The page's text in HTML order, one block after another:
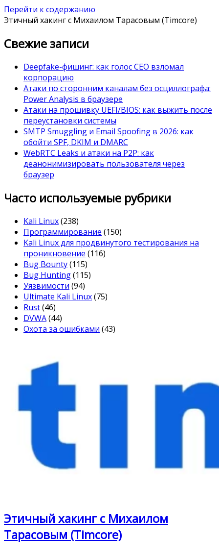
Перейти к содержанию
Этичный хакинг с Михаилом Тарасовым (Timcore)
Свежие записи
Deepfake-фишинг: как голос CEO взломал
корпорацию
Атаки по сторонним каналам без осциллографа:
Power Analysis в браузере
Атаки на прошивку UEFI/BIOS: как выжить после
переустановки системы
SMTP Smuggling и Email Spoofing в 2026: как
обойти SPF, DKIM и DMARC
WebRTC Leaks и атаки на P2P: как
деанонимизировать пользователя через
браузер
Часто используемые рубрики
Kali Linux(238)
Программирование (150)
Kali Linux для продвинутого тестирования на
проникновение (116)
Bug Bounty(115)
Bug Hunting(115)
Уязвимости (94)
Ultimate Kali Linux(75)
Rust(46)
DVWA(44)
Охота за ошибками (43)
Этичный хакинг с Михаилом
Тарасовым (Timcore)